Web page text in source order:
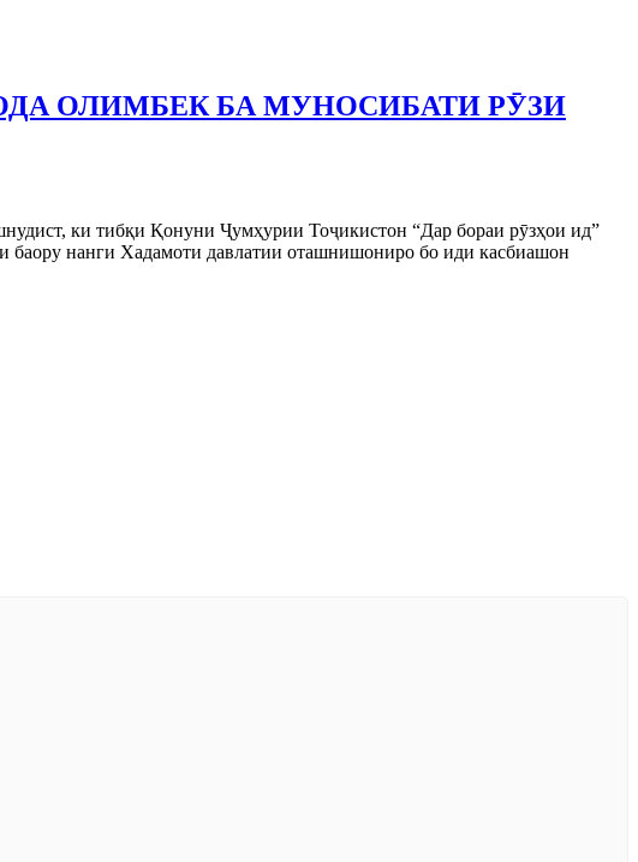
ОЛИМБЕК БА МУНОСИБАТИ РӮЗИ
ки тибқи Қонуни Ҷумҳурии Тоҷикистон “Дар бораи рӯзҳои ид”
баору нанги Хадамоти давлатии оташнишониро бо иди касбиашон